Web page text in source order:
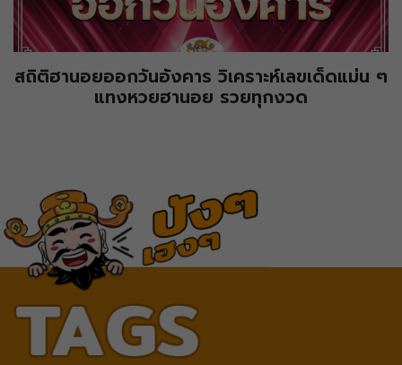
สถิติฮานอยออกวันอังคาร วิเคราะห์เลขเด็ดแม่น ๆ
แทงหวยฮานอย รวยทุกงวด